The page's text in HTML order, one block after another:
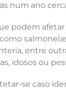
num ano
podem
entre
idosos ou
se caso